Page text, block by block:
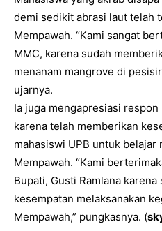
demi sedikit abrasi laut telah
Mempawah. “Kami sangat
MMC, karena sudah
menanam mangrove di
ujarnya.
Ia juga mengapresiasi respon
karena telah memberikan
mahasiswi UPB untuk belajar
Mempawah. “Kami
Bupati, Gusti Ramlana
kesempatan melaksanakan
Mempawah,” pungkasnya. (